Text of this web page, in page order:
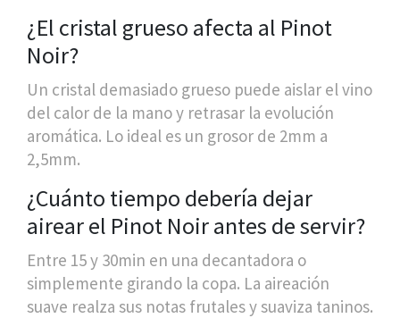
¿El cristal grueso afecta al Pinot
Noir?
Un cristal demasiado grueso puede aislar el vino
del calor de la mano y retrasar la evolución
aromática. Lo ideal es un grosor de 2mm a
2,5mm.
¿Cuánto tiempo debería dejar
airear el Pinot Noir antes de servir?
Entre 15 y 30min en una decantadora o
simplemente girando la copa. La aireación
suave realza sus notas frutales y suaviza taninos.